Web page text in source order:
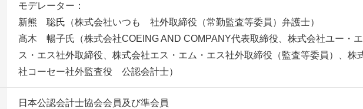
モデレーター：
新熊 聡氏（株式会社いつも 社外取締役（常勤監査等委員）弁護士）
髙木 暢子氏（株式会社COEING AND COMPANY代表取締役、株式会社ユー・エ
ス・エス社外取締役、株式会社エス・エム・エス社外取締役（監査等委員）、株
社コーセー社外監査役 公認会計士）
日本公認会計士協会会員及び準会員